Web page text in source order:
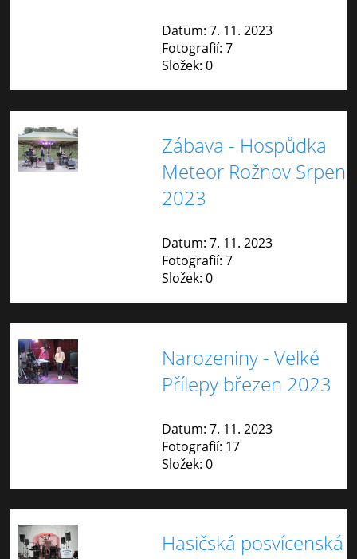
Datum: 7. 11. 2023
Fotografií: 7
Složek: 0
Zábava - Hospůdka
Meteor Rožnov Srpen
2023
Datum: 7. 11. 2023
Fotografií: 7
Složek: 0
Narozeniny - Velké
Přílepy březen 2023
Datum: 7. 11. 2023
Fotografií: 17
Složek: 0
Hasičská posvícenská